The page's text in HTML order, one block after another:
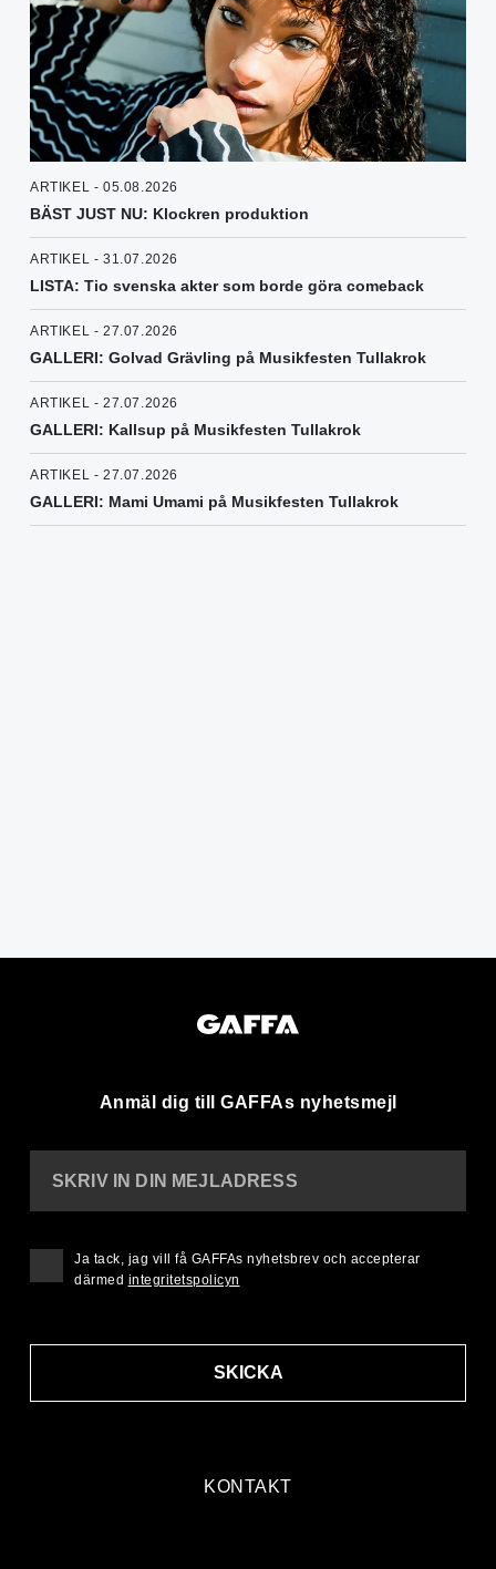
ARTIKEL - 05.08.2026
BÄST JUST NU: Klockren produktion
ARTIKEL - 31.07.2026
LISTA: Tio svenska akter som borde göra comeback
ARTIKEL - 27.07.2026
GALLERI: Golvad Grävling på Musikfesten Tullakrok
ARTIKEL - 27.07.2026
GALLERI: Kallsup på Musikfesten Tullakrok
ARTIKEL - 27.07.2026
GALLERI: Mami Umami på Musikfesten Tullakrok
Anmäl dig till GAFFAs nyhetsmejl
KONTAKT
SKRIV IN DIN MEJLADRESS
SKICKA
Ja tack, jag vill få GAFFAs nyhetsbrev och accepterar
därmed integritetspolicyn